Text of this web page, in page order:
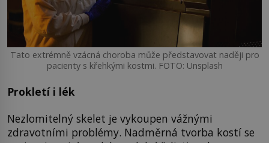
Tato extrémně vzácná choroba může představovat naději pro
pacienty s křehkými kostmi. FOTO: Unsplash
Prokletí i lék
Nezlomitelný skelet je vykoupen vážnými
zdravotními problémy. Nadměrná tvorba kostí se